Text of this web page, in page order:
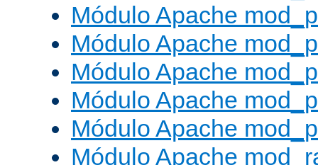
Módulo Apache
Módulo Apache
Módulo Apache
Módulo Apache
Módulo Apache
Módulo Apache